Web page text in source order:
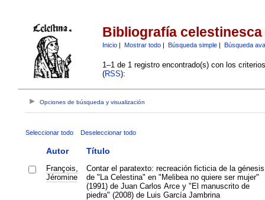
Bibliografía celestinesca
Inicio| Mostrar todo| Búsqueda simple| Búsqueda
1–1 de 1 registro encontrado(s) con los
(RSS):
Opciones de búsqueda y visualización
Seleccionar todo Deseleccionar todo
Autor Título
François,
Jéromine
Contar el paratexto: recreación ficticia de la génesis
de "La Celestina" en "Melibea no quiere ser mujer"
(1991) de Juan Carlos Arce y "El manuscrito de
piedra" (2008) de Luis García Jambrina